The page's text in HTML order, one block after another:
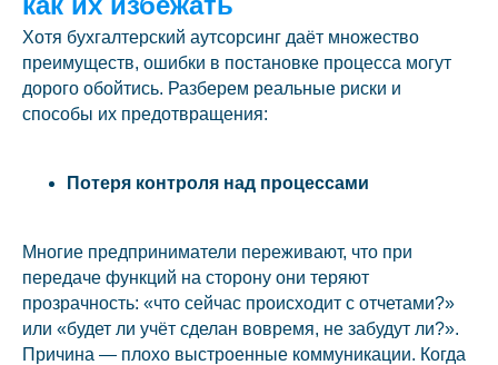
Хотя бухгалтерский аутсорсинг даёт множество
преимуществ, ошибки в постановке процесса могут
дорого обойтись. Разберем реальные риски и
способы их предотвращения:
Потеря контроля над процессами
Многие предприниматели переживают, что при
передаче функций на сторону они теряют
прозрачность: «что сейчас происходит с отчетами?»
или «будет ли учёт сделан вовремя, не забудут ли?».
Причина — плохо выстроенные коммуникации. Когда